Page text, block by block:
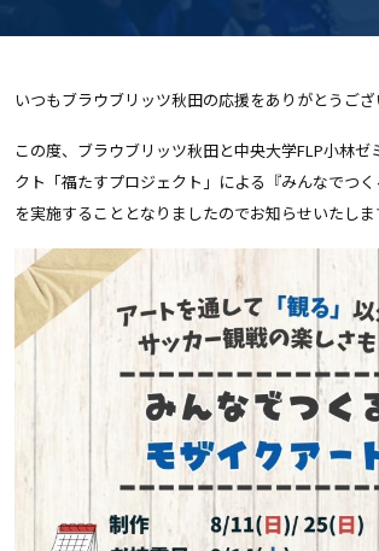
いつもブラウブリッツ秋田の応援をありがとうござ
この度、ブラウブリッツ秋田と中央大学FLP小林ゼ
クト「福たすプロジェクト」による『みんなでつく
を実施することとなりましたのでお知らせいたしま